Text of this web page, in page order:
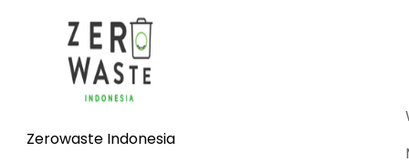
Zerowaste Indonesia